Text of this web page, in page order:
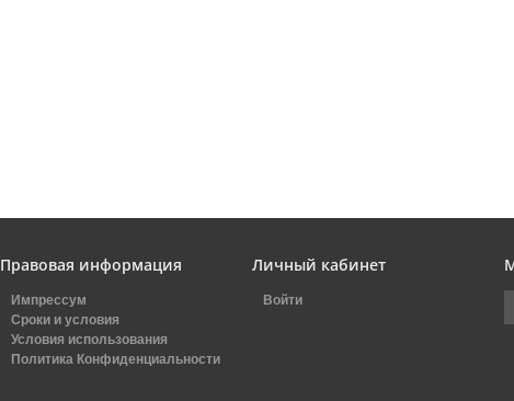
Правовая информация
Импрессум
Сроки и условия
Условия использования
Политика Конфиденциальности
Личный кабинет
Войти